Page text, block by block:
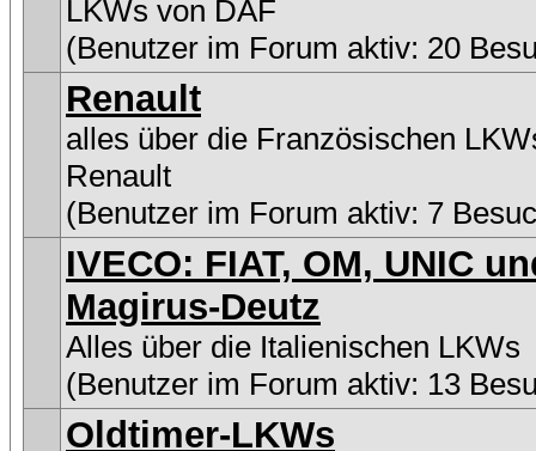
LKWs von DAF
(Benutzer im Forum aktiv: 20
Renault
alles über die Französischen
Renault
(Benutzer im Forum aktiv: 7
IVECO: FIAT, OM, UNIC
Magirus-Deutz
Alles über die Italienischen LKWs
(Benutzer im Forum aktiv: 13
Oldtimer-LKWs